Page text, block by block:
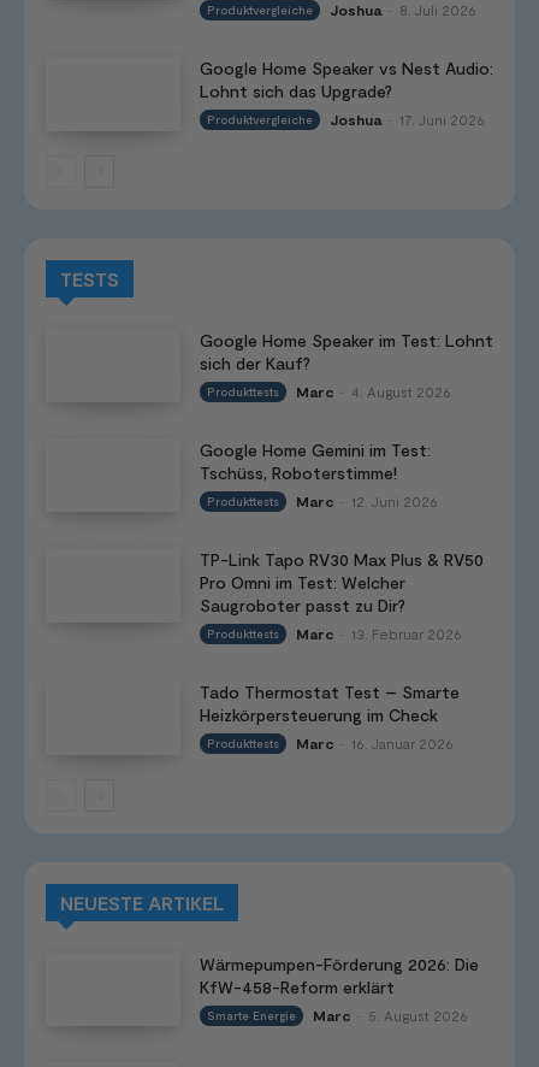
Produktvergleiche Joshua 8. Juli 2026
Google Home Speaker vs Nest Audio:
Lohnt sich das Upgrade?
Produktvergleiche Joshua 17. Juni 2026
TESTS
Google Home Speaker im Test: Lohnt
sich der Kauf?
Produkttests Marc 4. August 2026
Google Home Gemini im Test:
Tschüss, Roboterstimme!
Produkttests Marc 12. Juni 2026
TP-Link Tapo RV30 Max Plus & RV50
Pro Omni im Test: Welcher
Saugroboter passt zu Dir?
Produkttests Marc 13. Februar 2026
Tado Thermostat Test – Smarte
Heizkörpersteuerung im Check
Produkttests Marc 16. Januar 2026
NEUESTE ARTIKEL
Wärmepumpen-Förderung 2026: Die
KfW-458-Reform erklärt
Smarte Energie Marc 5. August 2026